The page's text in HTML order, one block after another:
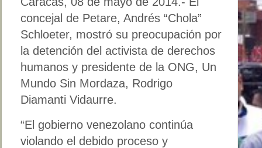
concejal de Petare, Andrés “Chola”
Schloeter, mostró su preocupación por
la detención del activista de derechos
humanos y presidente de la ONG, Un
Mundo Sin Mordaza, Rodrigo
Diamanti Vidaurre.
“El gobierno venezolano continúa
violando el debido proceso y